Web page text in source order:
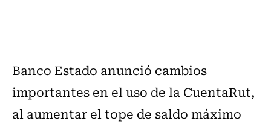
Banco Estado anunció cambios
importantes en el uso de la CuentaRut,
al aumentar el tope de saldo máximo